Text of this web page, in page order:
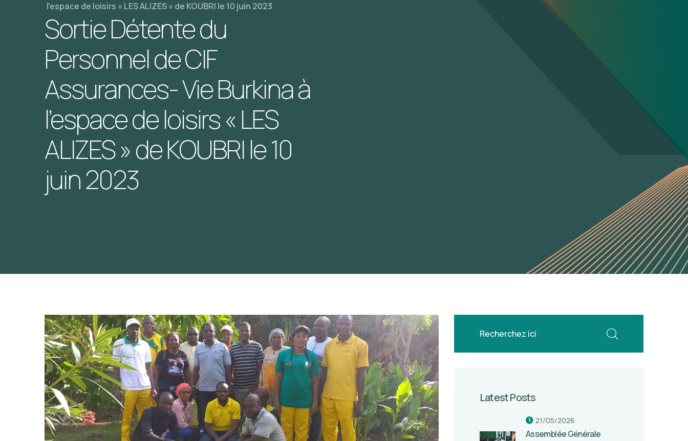
l’espace de loisirs « LES ALIZES » de KOUBRI le 10 juin 2023
Sortie Détente du
Personnel de CIF
Assurances- Vie Burkina à
l’espace de loisirs « LES
ALIZES » de KOUBRI le 10
juin 2023
Latest Posts
21/05/2026
Assemblée Générale